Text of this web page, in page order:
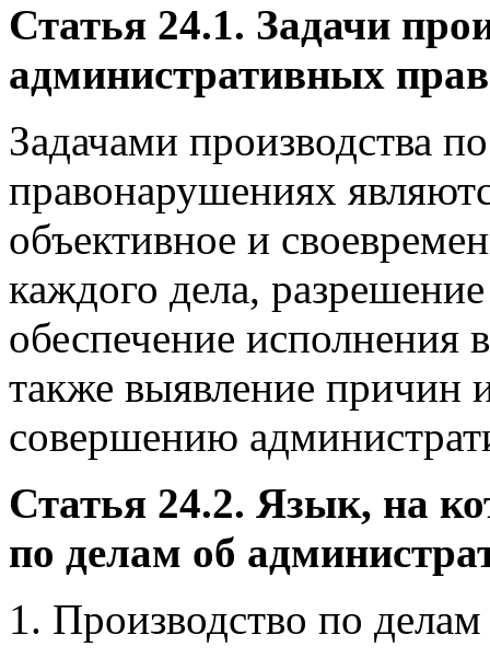
Статья 24.1. Задачи
административных
Задачами производства
правонарушениях
объективное и
каждого дела,
обеспечение исполнения
также выявление причин
совершению
Статья 24.2. Язык, на
по делам об
1. Производство по